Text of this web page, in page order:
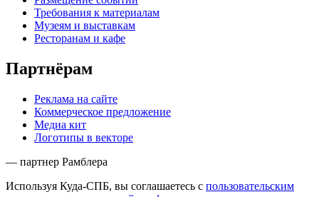
Требования к материалам
Музеям и выставкам
Ресторанам и кафе
Партнёрам
Реклама на сайте
Коммерческое предложение
Медиа кит
Логотипы в векторе
— партнер Рамблера
Используя Куда-СПБ, вы соглашаетесь с пользовательским